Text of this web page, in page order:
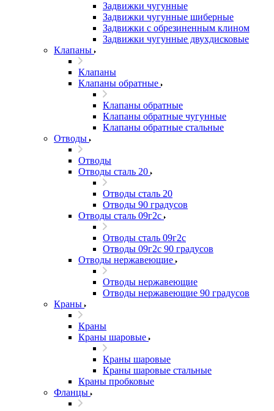
Задвижки чугунные
Задвижки чугунные шиберные
Задвижки с обрезиненным клином
Задвижки чугунные двухдисковые
Клапаны
Клапаны
Клапаны обратные
Клапаны обратные
Клапаны обратные чугунные
Клапаны обратные стальные
Отводы
Отводы
Отводы сталь 20
Отводы сталь 20
Отводы 90 градусов
Отводы сталь 09г2с
Отводы сталь 09г2с
Отводы 09г2с 90 градусов
Отводы нержавеющие
Отводы нержавеющие
Отводы нержавеющие 90 градусов
Краны
Краны
Краны шаровые
Краны шаровые
Краны шаровые стальные
Краны пробковые
Фланцы